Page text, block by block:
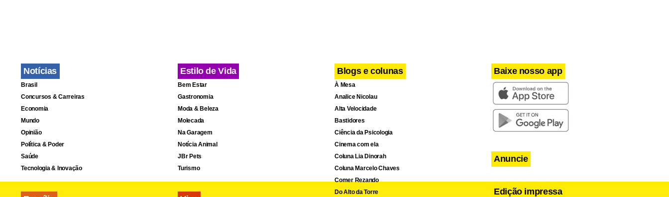
perde achamos que é um desastre”, concluiu.
Notícias
Brasil
Concursos & Carreiras
Economia
Mundo
Opinião
Política & Poder
Saúde
Tecnologia & Inovação
Estilo de Vida
Bem Estar
Gastronomia
Moda & Beleza
Molecada
Na Garagem
Notícia Animal
JBr Pets
Turismo
Blogs e colunas
À Mesa
Analice Nicolau
Alta Velocidade
Bastidores
Ciência da Psicologia
Cinema com ela
Coluna Lia Dinorah
Coluna Marcelo Chaves
Comer Rezando
Do Alto da Torre
Baixe nosso app
Anuncie
Edição impressa